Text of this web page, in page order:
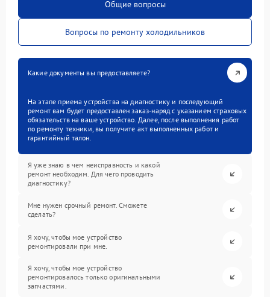
Общие вопросы
Вопросы по ремонту холодильников
Какие документы вы предоставляете?
На этапе приема устройства на диагностику и последующий
ремонт вам будет предоставлен заказ-наряд с указанием страховых
обязательств на ваше устройство. Далее, после выполнения работ
по ремонту техники, вы получите акт выполненных работ и
гарантийный талон.
Я уже знаю в чем неисправность и какой
ремонт необходим. Для чего проводить
диагностику?
Мне нужен срочный ремонт. Сможете
сделать?
Я хочу, чтобы мое устройство
ремонтировали при мне.
Я хочу, чтобы мое устройство
ремонтировалось только оригинальными
запчастями.